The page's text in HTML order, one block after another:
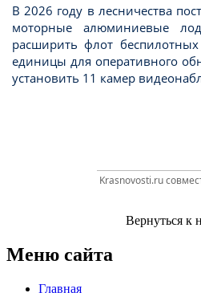
В 2026 году в лесничества
моторные алюминиевые
расширить флот
единицы для оперативного
установить 11 камер
Krasnovosti.ru
Вернуться к
Меню сайта
Главная